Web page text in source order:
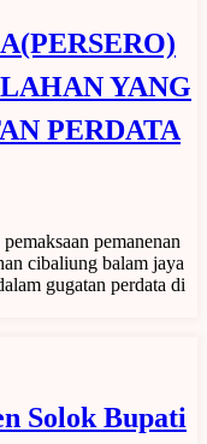
YANG
PERDATA
pemanenan
cibaliung balam jaya
gugatan perdata di
Solok Bupati